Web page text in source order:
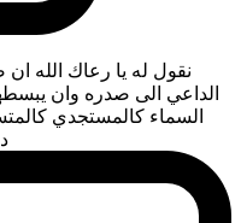
نقول له يا رعاك الله
الداعي الى صدره وان
السماء كالمستجدي